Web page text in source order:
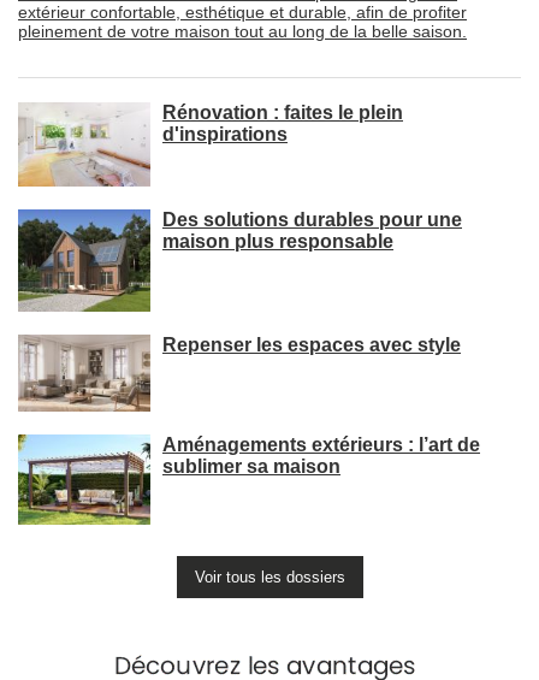
extérieur confortable, esthétique et durable, afin de profiter
pleinement de votre maison tout au long de la belle saison.
Rénovation : faites le plein
d'inspirations
Des solutions durables pour une
maison plus responsable
Repenser les espaces avec style
Aménagements extérieurs : l’art de
sublimer sa maison
Voir tous les dossiers